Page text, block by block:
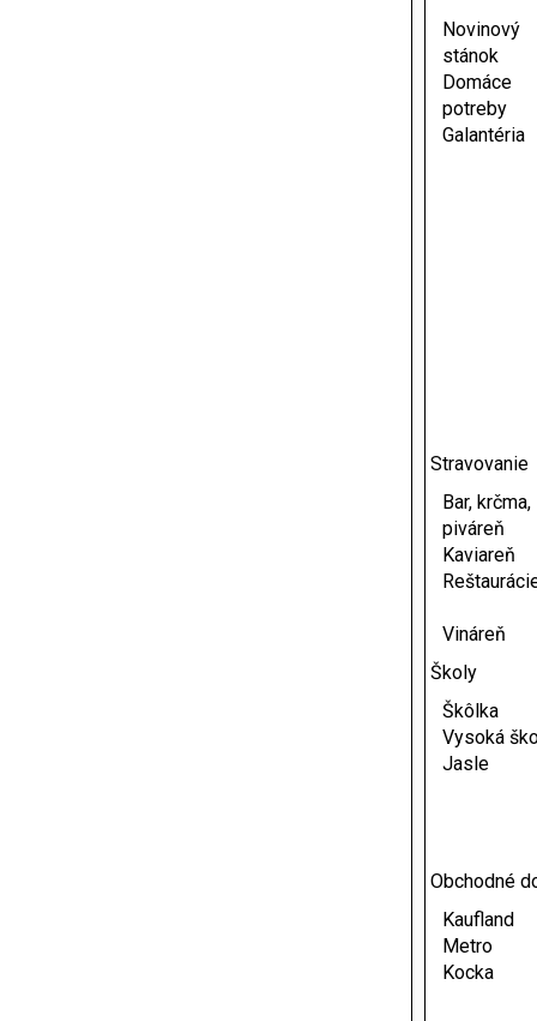
Novinový
stánok
Domáce
potreby
Galantéria
Stravovanie
Bar, krčma,
piváreň
Kaviareň
Vináreň
Školy
Škôlka
Vysoká
Jasle
Obchodné
Kaufland
Metro
Kocka